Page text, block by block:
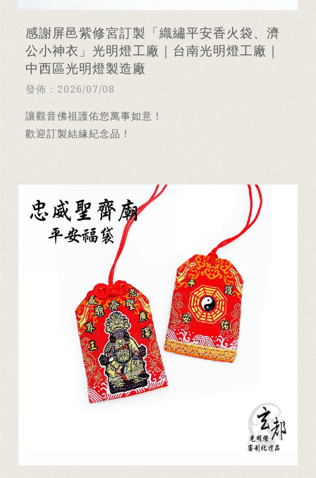
感謝屏邑紫修宮訂製「織繡平安香火袋、濟
公小神衣」光明燈工廠｜台南光明燈工廠｜
中西區光明燈製造廠
發佈：2026/07/08
讓觀音佛祖護佑您萬事如意！
歡迎訂製結緣紀念品！